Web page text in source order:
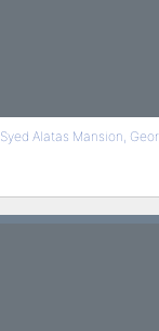
Syed Alatas Mansion,